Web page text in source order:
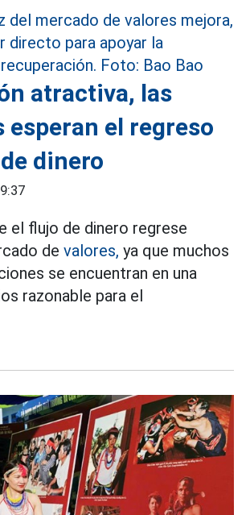
atractiva, las
esperan el regreso
dinero
el flujo de dinero regrese
de valores, ya que muchos
se encuentran en una
razonable para el